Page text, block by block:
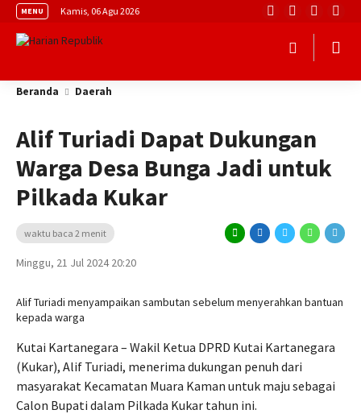
MENU Kamis, 06 Agu 2026
Beranda Daerah
Alif Turiadi Dapat Dukungan
Warga Desa Bunga Jadi untuk
Pilkada Kukar
waktu baca 2 menit
Minggu, 21 Jul 2024 20:20
Alif Turiadi menyampaikan sambutan sebelum menyerahkan bantuan
kepada warga
Kutai Kartanegara – Wakil Ketua DPRD Kutai Kartanegara
(Kukar), Alif Turiadi, menerima dukungan penuh dari
masyarakat Kecamatan Muara Kaman untuk maju sebagai
Calon Bupati dalam Pilkada Kukar tahun ini.